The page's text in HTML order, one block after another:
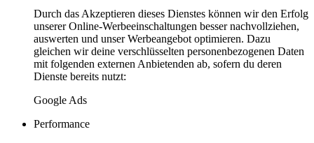
Durch das Akzeptieren dieses Dienstes können wir den Erfolg
unserer Online-Werbeeinschaltungen besser nachvollziehen,
auswerten und unser Werbeangebot optimieren. Dazu
gleichen wir deine verschlüsselten personenbezogenen Daten
mit folgenden externen Anbietenden ab, sofern du deren
Dienste bereits nutzt:
Google Ads
Performance